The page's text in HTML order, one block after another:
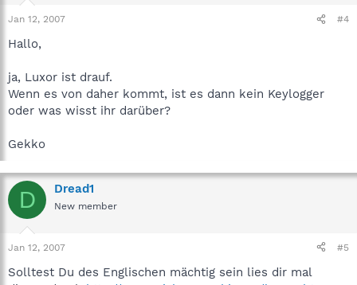
Jan 12, 2007 #4
Hallo,
ja, Luxor ist drauf.
Wenn es von daher kommt, ist es dann kein Keylogger
oder was wisst ihr darüber?
Gekko
D Dread1
New member
Jan 12, 2007 #5
Solltest Du des Englischen mächtig sein lies dir mal